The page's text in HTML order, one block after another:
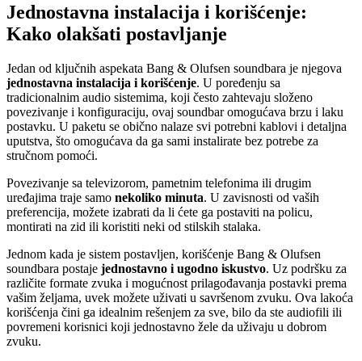
Jednostavna instalacija i korišćenje:
Kako olakšati postavljanje
Jedan od ključnih aspekata Bang & Olufsen soundbara je njegova
jednostavna instalacija i korišćenje. U poređenju sa
tradicionalnim audio sistemima, koji često zahtevaju složeno
povezivanje i konfiguraciju, ovaj soundbar omogućava brzu i laku
postavku. U paketu se obično nalaze svi potrebni kablovi i detaljna
uputstva, što omogućava da ga sami instalirate bez potrebe za
stručnom pomoći.
Povezivanje sa televizorom, pametnim telefonima ili drugim
uređajima traje samo nekoliko minuta. U zavisnosti od vaših
preferencija, možete izabrati da li ćete ga postaviti na policu,
montirati na zid ili koristiti neki od stilskih stalaka.
Jednom kada je sistem postavljen, korišćenje Bang & Olufsen
soundbara postaje jednostavno i ugodno iskustvo. Uz podršku za
različite formate zvuka i mogućnost prilagođavanja postavki prema
vašim željama, uvek možete uživati u savršenom zvuku. Ova lakoća
korišćenja čini ga idealnim rešenjem za sve, bilo da ste audiofili ili
povremeni korisnici koji jednostavno žele da uživaju u dobrom
zvuku.